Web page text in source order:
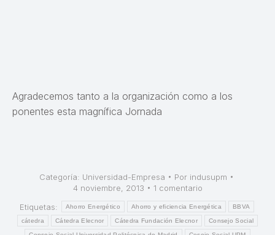
Agradecemos tanto a la organización como a los
ponentes esta magnífica Jornada
Categoría: Universidad-Empresa Por indusupm
4 noviembre, 2013
1 comentario
Etiquetas:
Ahorro Energético Ahorro y eficiencia Energética BBVA
cátedra Cátedra Elecnor Cátedra Fundación Elecnor Consejo Social